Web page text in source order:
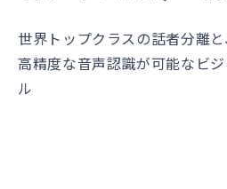
世界トップクラスの話者分離と
高精度な音声認識が可能なビ
ル